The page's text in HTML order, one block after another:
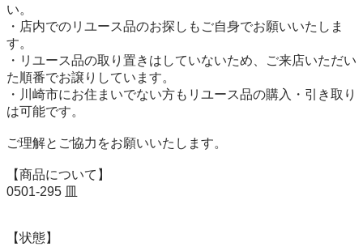
い。
・店内でのリユース品のお探しもご自身でお願いいたしま
す。
・リユース品の取り置きはしていないため、ご来店いただい
た順番でお譲りしています。
・川崎市にお住まいでない方もリユース品の購入・引き取り
は可能です。
ご理解とご協力をお願いいたします。
【商品について】
0501-295 皿
【状態】